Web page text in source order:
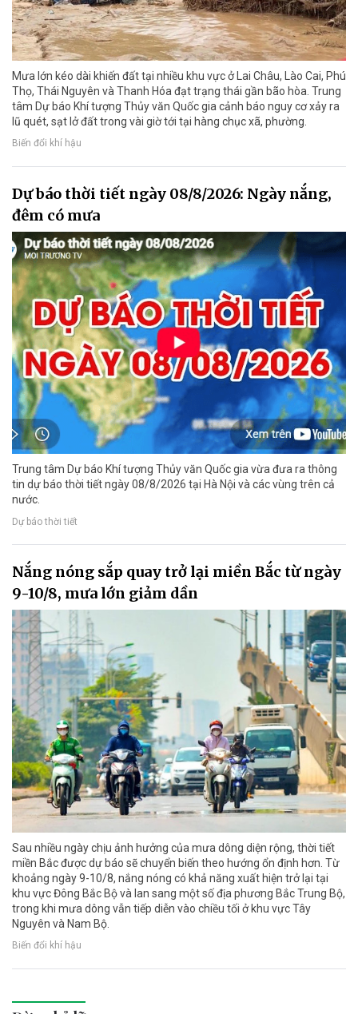
Mưa lớn kéo dài khiến đất tại nhiều khu vực ở Lai Châu, Lào Cai, Phú
Thọ, Thái Nguyên và Thanh Hóa đạt trạng thái gần bão hòa. Trung
tâm Dự báo Khí tượng Thủy văn Quốc gia cảnh báo nguy cơ xảy ra
lũ quét, sạt lở đất trong vài giờ tới tại hàng chục xã, phường.
Biến đổi khí hậu
Dự báo thời tiết ngày 08/8/2026: Ngày nắng,
đêm có mưa
Trung tâm Dự báo Khí tượng Thủy văn Quốc gia vừa đưa ra thông
tin dự báo thời tiết ngày 08/8/2026 tại Hà Nội và các vùng trên cả
nước.
Dự báo thời tiết
Nắng nóng sắp quay trở lại miền Bắc từ ngày
9-10/8, mưa lớn giảm dần
Sau nhiều ngày chịu ảnh hưởng của mưa dông diện rộng, thời tiết
miền Bắc được dự báo sẽ chuyển biến theo hướng ổn định hơn. Từ
khoảng ngày 9-10/8, nắng nóng có khả năng xuất hiện trở lại tại
khu vực Đông Bắc Bộ và lan sang một số địa phương Bắc Trung Bộ,
trong khi mưa dông vẫn tiếp diễn vào chiều tối ở khu vực Tây
Nguyên và Nam Bộ.
Biến đổi khí hậu